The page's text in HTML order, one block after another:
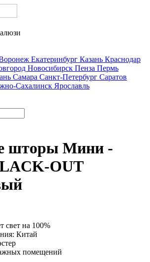
Екатеринбург Казань Краснодар
Новосибирск Пенза Пермь
Самара Санкт-Петербург Саратов
Сахалинск Ярославль
шторы Мини -
OUT
свет на 100%
Китай
помещений